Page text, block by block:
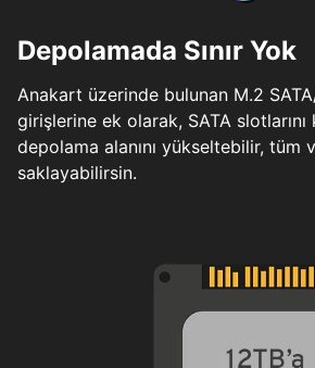
Depolamada Sınır Yok
Anakart üzerinde bulunan M.2
girişlerine ek olarak, SATA slotlarını
depolama alanını yükseltebilir, tüm
saklayabilirsin.